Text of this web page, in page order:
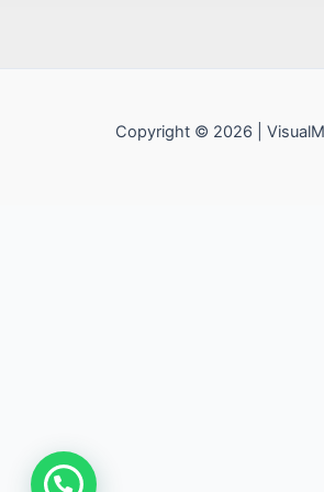
Copyright © 2026 |